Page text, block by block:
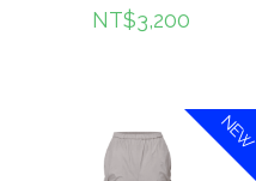
NT$3,200
NEW